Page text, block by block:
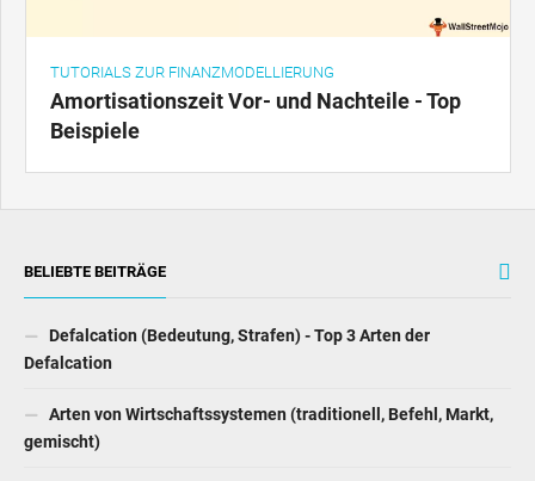
TUTORIALS ZUR FINANZMODELLIERUNG
Amortisationszeit Vor- und Nachteile - Top
Beispiele
BELIEBTE BEITRÄGE
Defalcation (Bedeutung, Strafen) - Top 3 Arten der
Defalcation
Arten von Wirtschaftssystemen (traditionell, Befehl, Markt,
gemischt)